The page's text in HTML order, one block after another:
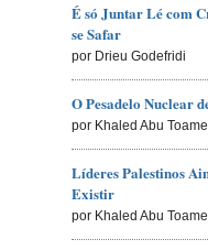
É só Juntar Lé com
se Safar
por Drieu Godefridi
O Pesadelo Nuclear
por Khaled Abu
Líderes Palestinos
Existir
por Khaled Abu